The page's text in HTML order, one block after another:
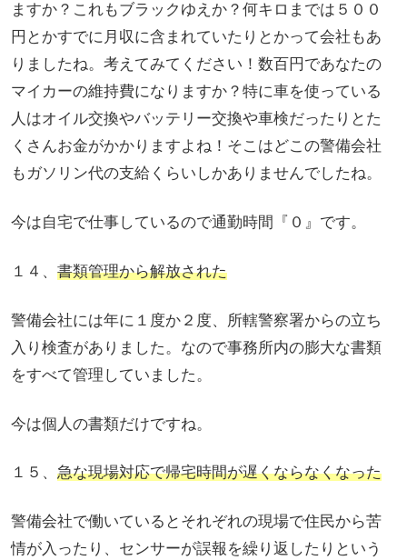
ますか？これもブラックゆえか？何キロまでは５００
円とかすでに月収に含まれていたりとかって会社もあ
りましたね。考えてみてください！数百円であなたの
マイカーの維持費になりますか？特に車を使っている
人はオイル交換やバッテリー交換や車検だったりとた
くさんお金がかかりますよね！そこはどこの警備会社
もガソリン代の支給くらいしかありませんでしたね。
今は自宅で仕事しているので通勤時間『０』です。
１４、 書類管理から解放された
警備会社には年に１度か２度、所轄警察署からの立ち
入り検査がありました。なので事務所内の膨大な書類
をすべて管理していました。
今は個人の書類だけですね。
１５、 急な現場対応で帰宅時間が遅くならなくなった
警備会社で働いているとそれぞれの現場で住民から苦
情が入ったり、センサーが誤報を繰り返したりという